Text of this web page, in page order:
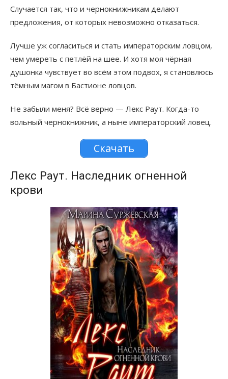
Случается так, что и чернокнижникам делают
предложения, от которых невозможно отказаться.
Лучше уж согласиться и стать императорским ловцом,
чем умереть с петлёй на шее. И хотя моя чёрная
душонка чувствует во всём этом подвох, я становлюсь
тёмным магом в Бастионе ловцов.
Не забыли меня? Всё верно — Лекс Раут. Когда-то
вольный чернокнижник, а ныне императорский ловец.
Скачать
Лекс Раут. Наследник огненной
крови